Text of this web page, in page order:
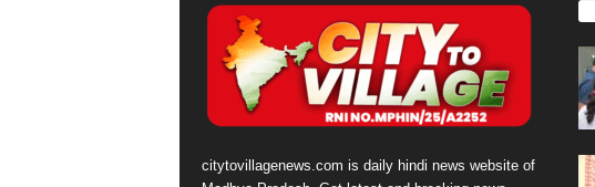
citytovillagenews.com is daily hindi news website of